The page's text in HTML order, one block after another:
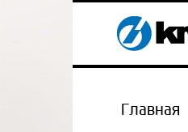
Главная